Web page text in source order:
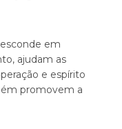
em
ajudam as
e espírito
promovem a